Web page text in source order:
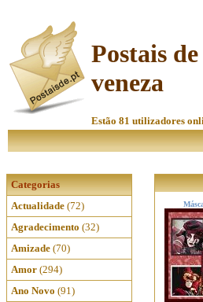
Postais
veneza
Estão 81 utilizadores
Categorias
Actualidade (72)
Agradecimento (32)
Amizade (70)
Amor (294)
Ano Novo (91)